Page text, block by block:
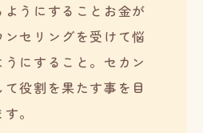
うにすることお金が
セリングを受けて悩
にすること。セカン
て役割を果たす事を目
。